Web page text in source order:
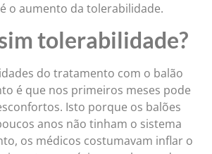
o aumento da tolerabilidade.
tolerabilidade?
do tratamento com o balão
é que nos primeiros meses pode
Isto porque os balões
anos não tinham o sistema
os médicos costumavam inflar o